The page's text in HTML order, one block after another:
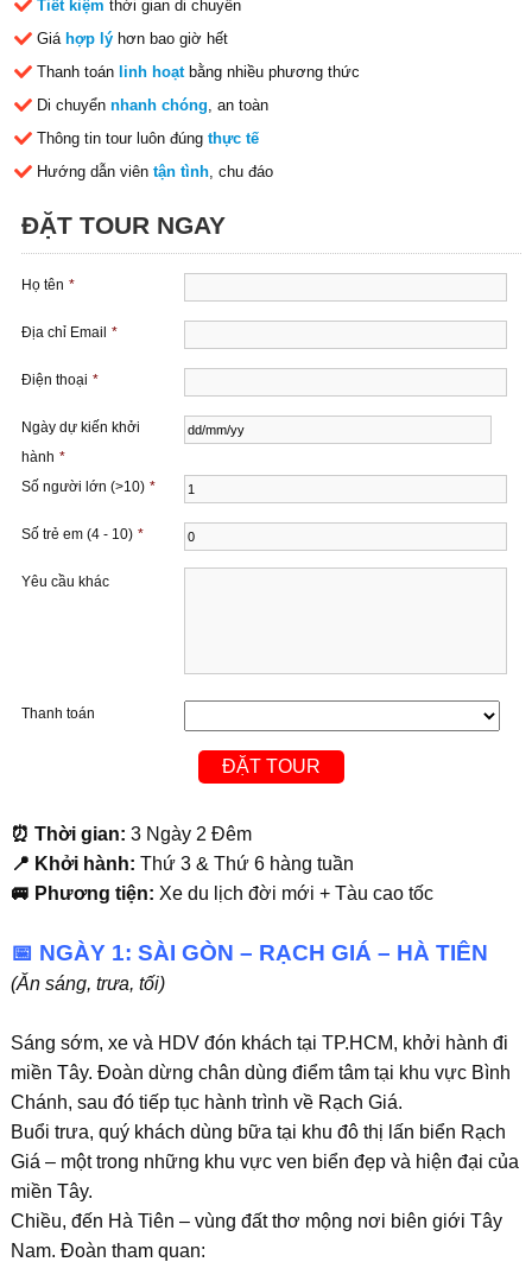
Tiết kiệm thời gian di chuyển
Giá hợp lýhơn bao giờ hết
Thanh toán linh hoạtbằng nhiều phương thức
Di chuyển nhanh chóng, an toàn
Thông tin tour luôn đúng thực tế
Hướng dẫn viên tận tình, chu đáo
ĐẶT TOUR NGAY
Họ tên *
Địa chỉ Email *
Điện thoại *
Ngày dự kiến ​​khởi
hành *
Số người lớn (>10) *
Số trẻ em (4 - 10) *
Yêu cầu khác
Thanh toán
⏰ Thời gian: 3 Ngày 2 Đêm
📍 Khởi hành: Thứ 3 & Thứ 6 hàng tuần
🚐 Phương tiện: Xe du lịch đời mới + Tàu cao tốc
📅 NGÀY 1: SÀI GÒN – RẠCH GIÁ – HÀ TIÊN
(Ăn sáng, trưa, tối)
Sáng sớm, xe và HDV đón khách tại TP.HCM, khởi hành đi
miền Tây. Đoàn dừng chân dùng điểm tâm tại khu vực Bình
Chánh, sau đó tiếp tục hành trình về Rạch Giá.
Buổi trưa, quý khách dùng bữa tại khu đô thị lấn biển Rạch
Giá – một trong những khu vực ven biển đẹp và hiện đại của
miền Tây.
Chiều, đến Hà Tiên – vùng đất thơ mộng nơi biên giới Tây
Nam. Đoàn tham quan: